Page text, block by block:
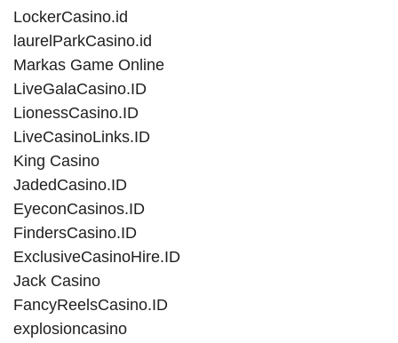
LockerCasino.id
laurelParkCasino.id
Markas Game Online
LiveGalaCasino.ID
LionessCasino.ID
LiveCasinoLinks.ID
King Casino
JadedCasino.ID
EyeconCasinos.ID
FindersCasino.ID
ExclusiveCasinoHire.ID
Jack Casino
FancyReelsCasino.ID
explosioncasino